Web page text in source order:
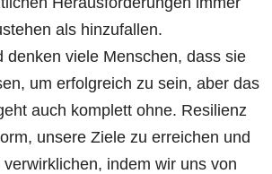
als hinzufallen.
denken viele Menschen, dass sie
um erfolgreich zu sein, aber das
auch komplett ohne. Resilienz
unsere Ziele zu erreichen und
indem wir uns von